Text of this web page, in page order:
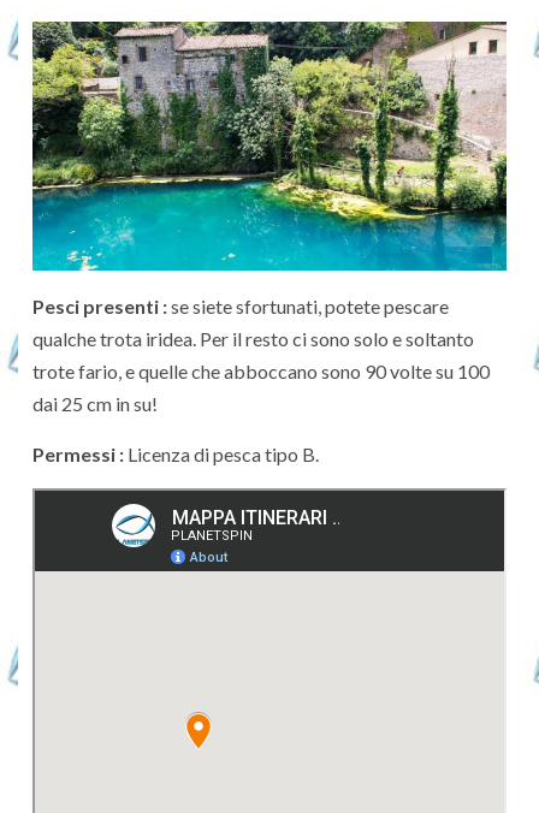
Pesci presenti :se siete sfortunati, potete pescare
qualche trota iridea. Per il resto ci sono solo e soltanto
trote fario, e quelle che abboccano sono 90 volte su 100
dai 25 cm in su!
Permessi : Licenza di pesca tipo B.